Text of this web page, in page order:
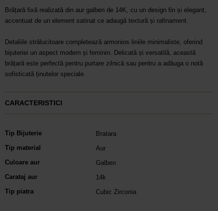
Brățară fixă realizată din aur galben de 14K, cu un design fin și elegant,
accentuat de un element satinat ce adaugă textură și rafinament.
Detaliile strălucitoare completează armonios liniile minimaliste, oferind
bijuteriei un aspect modern și feminin. Delicată și versatilă, această
brățară este perfectă pentru purtare zilnică sau pentru a adăuga o notă
sofisticată ținutelor speciale.
CARACTERISTICI
Tip Bijuterie
Bratara
Tip material
Aur
Culoare aur
Galben
Carataj aur
14k
Tip piatra
Cubic Zirconia